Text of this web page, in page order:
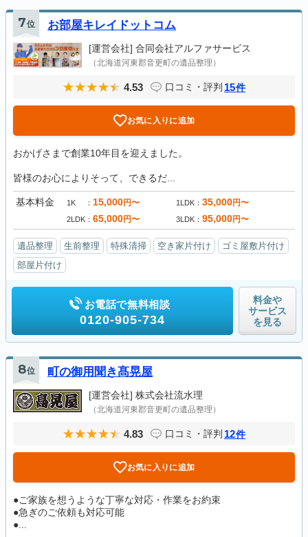
7位 お部屋キレイドットコム
[運営会社] 合同会社アルファサービス
（北海道河東郡音更町の遺品整理）
4.53 口コミ・評判 15件
お気に入りに追加
おかげさまで創業10年目を迎えました。
皆様のお心によりそって、できるだ...
基本料金 1K 15,000円〜 1LDK 35,000円〜
2LDK 65,000円〜 3LDK 95,000円〜
遺品整理 生前整理 特殊清掃 空き家片付け
ゴミ屋敷片付け
部屋片付け
お電話で無料相談
0120-905-734
料金や
サービス
を見る
8位 町の御用聞き髙晃屋
[運営会社] 株式会社流水理
（北海道河東郡音更町の遺品整理）
4.83 口コミ・評判 12件
お気に入りに追加
●ご家族を想うような丁寧な対応・作業をお約束
●急ぎのご依頼も対応可能
●...